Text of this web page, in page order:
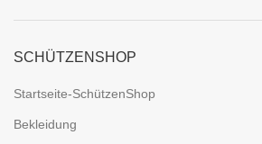
SCHÜTZENSHOP
Startseite-SchützenShop
Bekleidung